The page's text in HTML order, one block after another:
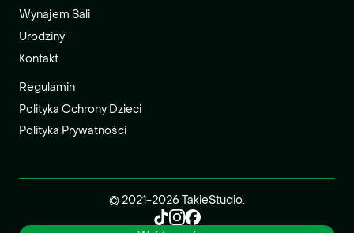
Wynajem Sali
Urodziny
Kontakt
Regulamin
Polityka Ochrony Dzieci
Polityka Prywatności
© 2021-2026 TakieStudio.